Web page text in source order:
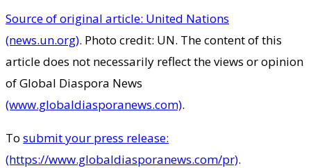
Source of original article: United Nations
(news.un.org). Photo credit: UN. The content of this
article does not necessarily reflect the views or opinion
of Global Diaspora News
(www.globaldiasporanews.com).
To submit your press release:
(https://www.globaldiasporanews.com/pr).